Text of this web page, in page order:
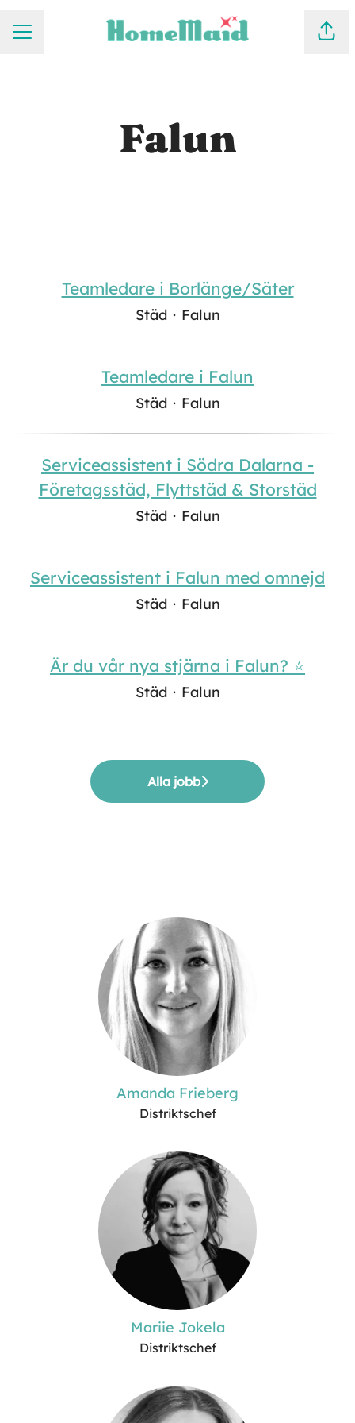
KARRIÄRMENY
Falun
Teamledare i Borlänge/Säter
Städ · Falun
Teamledare i Falun
Städ · Falun
Serviceassistent i Södra Dalarna -
Företagsstäd, Flyttstäd & Storstäd
Städ · Falun
Serviceassistent i Falun med omnejd
Städ · Falun
Är du vår nya stjärna i Falun? ⭐
Städ · Falun
Alla jobb
Amanda Frieberg
Distriktschef
Mariie Jokela
Distriktschef